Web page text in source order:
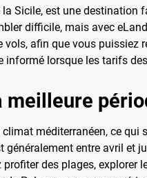
Sicile, est une destination
difficile, mais avec
vols, afin que vous
informé lorsque les tarifs
meilleure
méditerranéen, ce
généralement entre avril et
profiter des plages,